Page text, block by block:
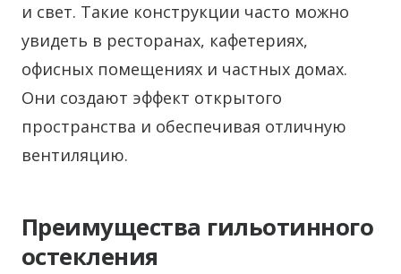
и свет. Такие конструкции часто можно
увидеть в ресторанах, кафетериях,
офисных помещениях и частных домах.
Они создают эффект открытого
пространства и обеспечивая отличную
вентиляцию.
Преимущества гильотинного
остекления